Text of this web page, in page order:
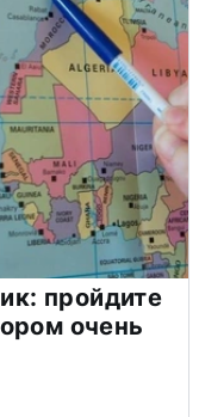
пройдите
очень